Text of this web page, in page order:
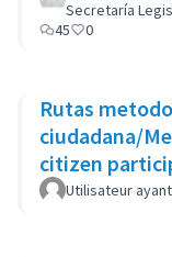
Secretaría
45
0
Rutas
ciudadana/
citizen
Utilisateur